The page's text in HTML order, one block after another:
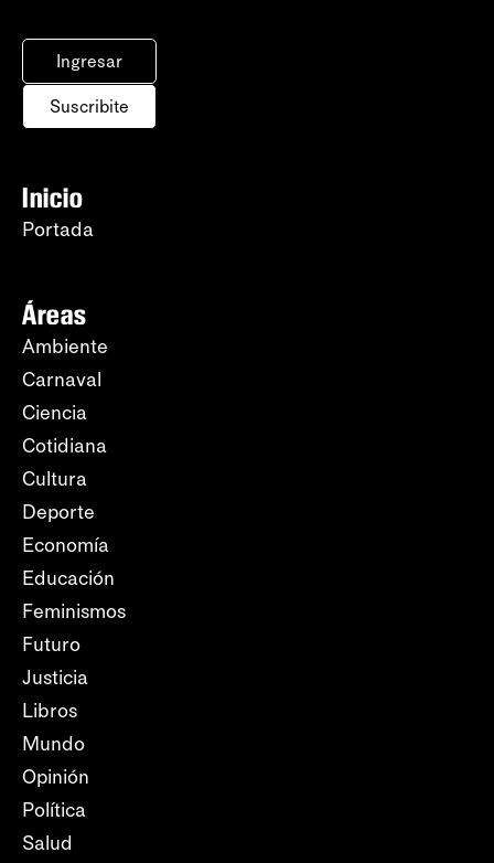
Ingresar
Suscribite
Inicio
Portada
Áreas
Ambiente
Carnaval
Ciencia
Cotidiana
Cultura
Deporte
Economía
Educación
Feminismos
Futuro
Justicia
Libros
Mundo
Opinión
Política
Salud